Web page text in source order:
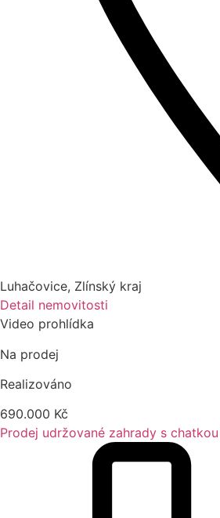
Luhačovice, Zlínský kraj
Detail nemovitosti
Video prohlídka
Na prodej
Realizováno
690.000 Kč
Prodej udržované zahrady s